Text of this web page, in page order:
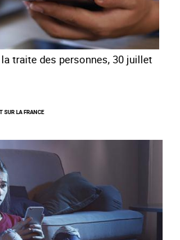
traite des personnes, 30 juillet
SUR LA FRANCE